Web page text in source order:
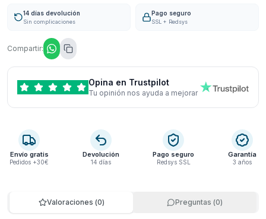
14 días devolución
Sin complicaciones
Pago seguro
SSL + Redsys
Compartir:
Opina en Trustpilot
Tu opinión nos ayuda a mejorar
Envío gratis
Pedidos +30€
Devolución
14 días
Pago seguro
Redsys SSL
Garantía
3 años
Valoraciones (0) Preguntas (0)